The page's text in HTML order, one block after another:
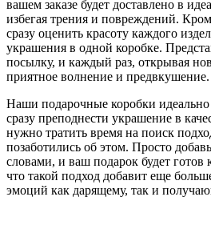
вашем заказе будет доставлено в
избегая трения и повреждений.
сразу оценить красоту каждого
украшения в одной коробке.
посылку, и каждый раз, открывая
приятное волнение и предвкушение.
Наши подарочные коробки идеально
сразу преподнести украшение в
нужно тратить время на поиск
позаботились об этом. Просто
словами, и ваш подарок будет
что такой подход добавит еще
эмоций как дарящему, так и